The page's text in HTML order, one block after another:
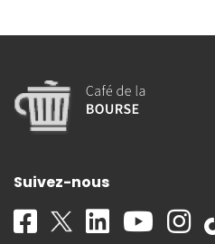
Suivez-nous